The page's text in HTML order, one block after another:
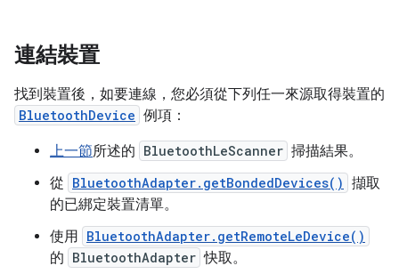
連結裝置
找到裝置後，如要連線，您必須從下列任一來源取得裝置的
BluetoothDevice 例項：
上一節所述的 BluetoothLeScanner 掃描結果。
從 BluetoothAdapter.getBondedDevices() 擷取
的已綁定裝置清單。
使用 BluetoothAdapter.getRemoteLeDevice()
的 BluetoothAdapter 快取。